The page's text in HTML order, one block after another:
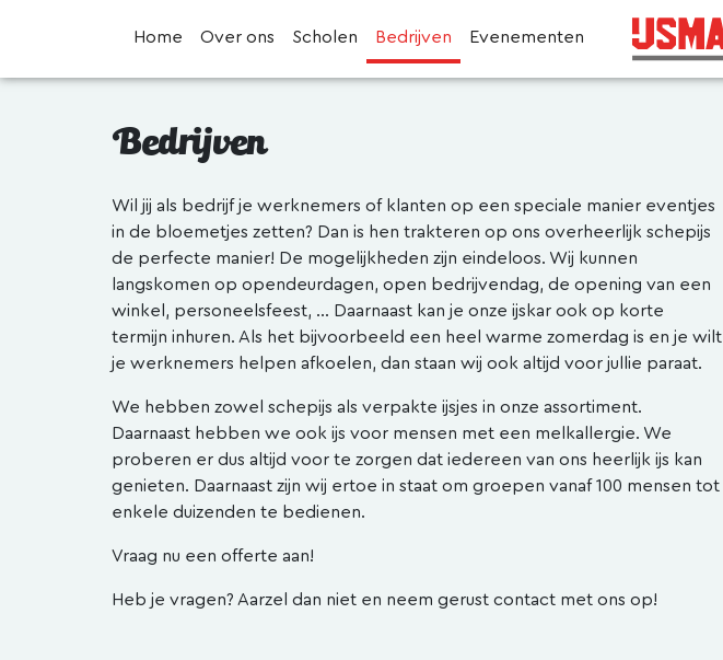
Home Over ons Scholen Bedrijven Evenementen
Bedrijven
Wil jij als bedrijf je werknemers of klanten op een speciale manier eventjes
in de bloemetjes zetten? Dan is hen trakteren op ons overheerlijk schepijs
de perfecte manier! De mogelijkheden zijn eindeloos. Wij kunnen
langskomen op opendeurdagen, open bedrijvendag, de opening van een
winkel, personeelsfeest, … Daarnaast kan je onze ijskar ook op korte
termijn inhuren. Als het bijvoorbeeld een heel warme zomerdag is en je wilt
je werknemers helpen afkoelen, dan staan wij ook altijd voor jullie paraat.
We hebben zowel schepijs als verpakte ijsjes in onze assortiment.
Daarnaast hebben we ook ijs voor mensen met een melkallergie. We
proberen er dus altijd voor te zorgen dat iedereen van ons heerlijk ijs kan
genieten. Daarnaast zijn wij ertoe in staat om groepen vanaf 100 mensen tot
enkele duizenden te bedienen.
Vraag nu een offerte aan!
Heb je vragen? Aarzel dan niet en neem gerust contact met ons op!